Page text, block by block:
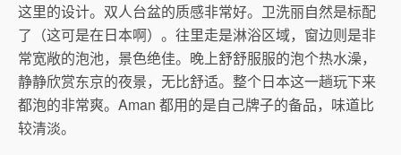
这里的设计。双人台盆的质感非常好。卫洗丽自然是标配
了（这可是在日本啊）。往里走是淋浴区域，窗边则是非
常宽敞的泡池，景色绝佳。晚上舒舒服服的泡个热水澡，
静静欣赏东京的夜景，无比舒适。整个日本这一趟玩下来
都泡的非常爽。Aman 都用的是自己牌子的备品，味道比
较清淡。